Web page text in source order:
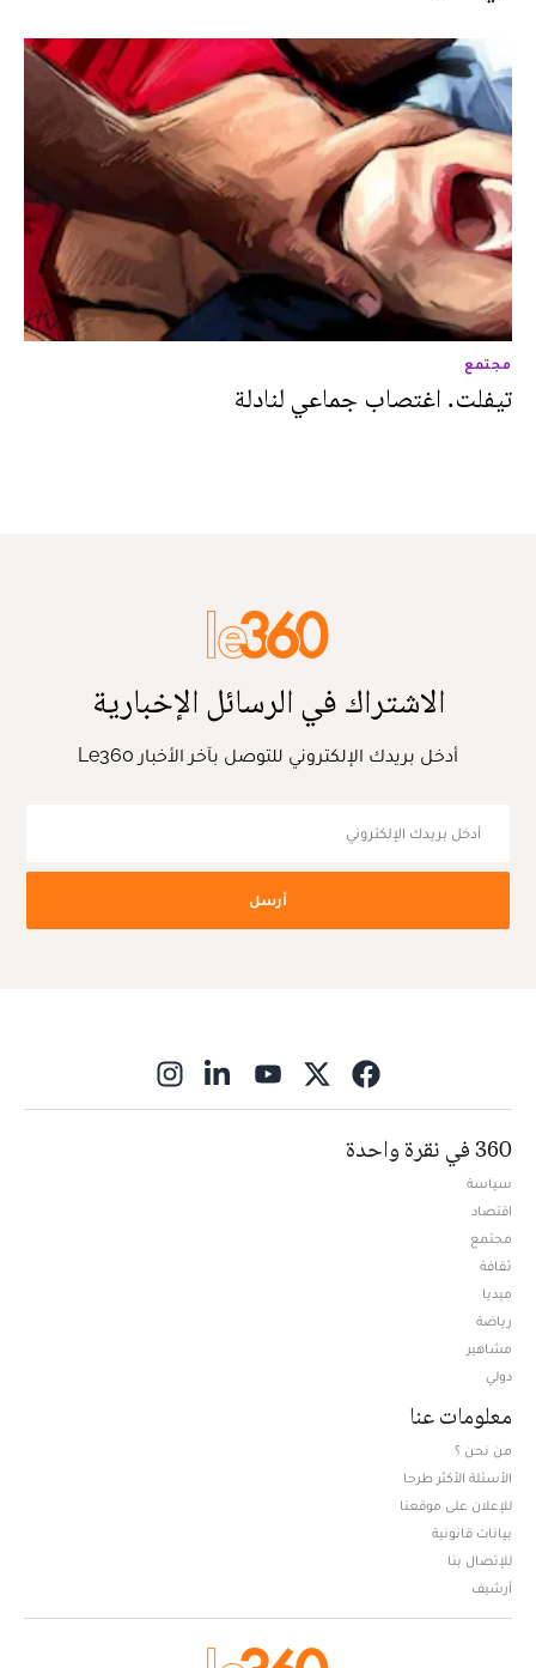
مجتمع
تيفلت. اغتصاب جماعي لنادلة
الاشتراك في الرسائل الإخبارية
أدخل بريدك الإلكتروني للتوصل بآخر الأخبار Le360
أرسل
360 في نقرة واحدة
سياسة
اقتصاد
مجتمع
ثقافة
ميديا
رياضة
مشاهير
دولي
معلومات عنا
من نحن ؟
الأسئلة الأكثر طرحا
للإعلان على موقعنا
بيانات قانونية
للإتصال بنا
أرشيف